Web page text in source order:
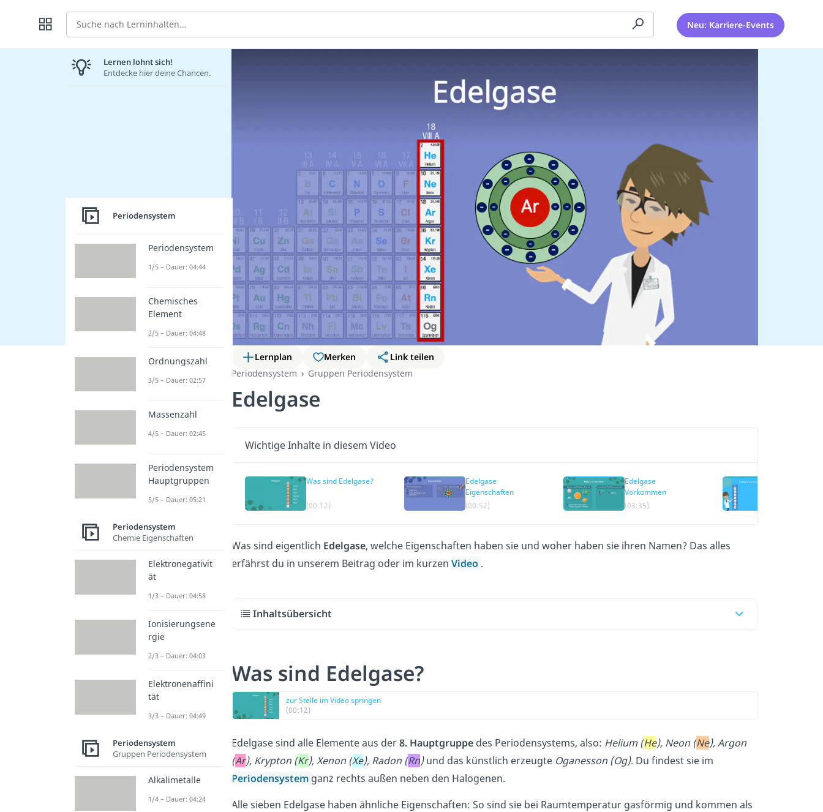
Suche Neu: Karriere-Events
Lernplan Merken
Link teilen
Periodensystem
Gruppen Periodensystem
Edelgase
Wichtige Inhalte in diesem Video
Was sind Edelgase?
(00:12)
Edelgase
Eigenschaften
(00:52)
Edelgase
Vorkommen
(03:35)
Was sind eigentlich Edelgase, welche Eigenschaften haben sie und woher haben sie ihren Namen? Das alles
erfährst du in unserem Beitrag oder im kurzen Video .
Inhaltsübersicht
Was sind Edelgase?
zur Stelle im Video springen
(00:12)
Edelgase sind alle Elemente aus der8. Hauptgruppedes Periodensystems, also: Helium (He), Neon (Ne), Argon
(Ar), Krypton (Kr), Xenon (Xe), Radon (Rn)und das künstlich erzeugte Oganesson (Og). Du findest sie im
Periodensystem ganz rechts außen neben den Halogenen.
Alle sieben Edelgase haben ähnliche Eigenschaften: So sind sie bei Raumtemperatur gasförmig und kommen als
Lernen lohnt sich!
Entdecke hier deine Chancen.
Periodensystem
Periodensystem
1/5 – Dauer: 04:44
Chemisches
Element
2/5 – Dauer: 04:48
Ordnungszahl
3/5 – Dauer: 02:57
Massenzahl
4/5 – Dauer: 02:45
Periodensystem
Hauptgruppen
5/5 – Dauer: 05:21
Periodensystem
Chemie Eigenschaften
Elektronegativit
ät
1/3 – Dauer: 04:58
Ionisierungsene
rgie
2/3 – Dauer: 04:03
Elektronenaffini
tät
3/3 – Dauer: 04:49
Periodensystem
Gruppen Periodensystem
Alkalimetalle
1/4 – Dauer: 04:24